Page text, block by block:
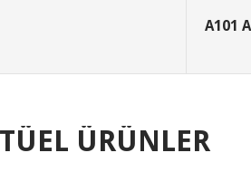
A101
ÜRÜNLER